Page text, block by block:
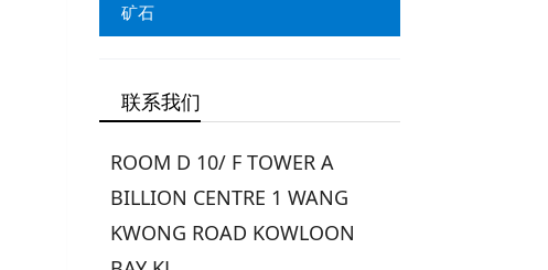
矿石
联系我们
ROOM D 10/ F TOWER A
BILLION CENTRE 1 WANG
KWONG ROAD KOWLOON